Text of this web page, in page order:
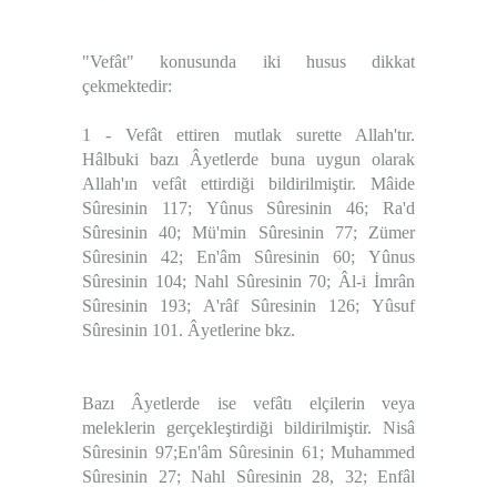
"Vefât" konusunda iki husus dikkat
çekmektedir:
1 - Vefât ettiren mutlak surette Allah'tır.
Hâlbuki bazı Âyetlerde buna uygun olarak
Allah'ın vefât ettirdiği bildirilmiştir. Mâide
Sûresinin 117; Yûnus Sûresinin 46; Ra'd
Sûresinin 40; Mü'min Sûresinin 77; Zümer
Sûresinin 42; En'âm Sûresinin 60; Yûnus
Sûresinin 104; Nahl Sûresinin 70; Âl-i İmrân
Sûresinin 193; A'râf Sûresinin 126; Yûsuf
Sûresinin 101. Âyetlerine bkz.
Bazı Âyetlerde ise vefâtı elçilerin veya
meleklerin gerçekleştirdiği bildirilmiştir. Nisâ
Sûresinin 97;En'âm Sûresinin 61; Muhammed
Sûresinin 27; Nahl Sûresinin 28, 32; Enfâl